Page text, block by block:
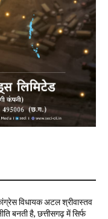
विधायक अटल श्रीवास्तव
बनती है, छत्तीसगढ़ में सिर्फ